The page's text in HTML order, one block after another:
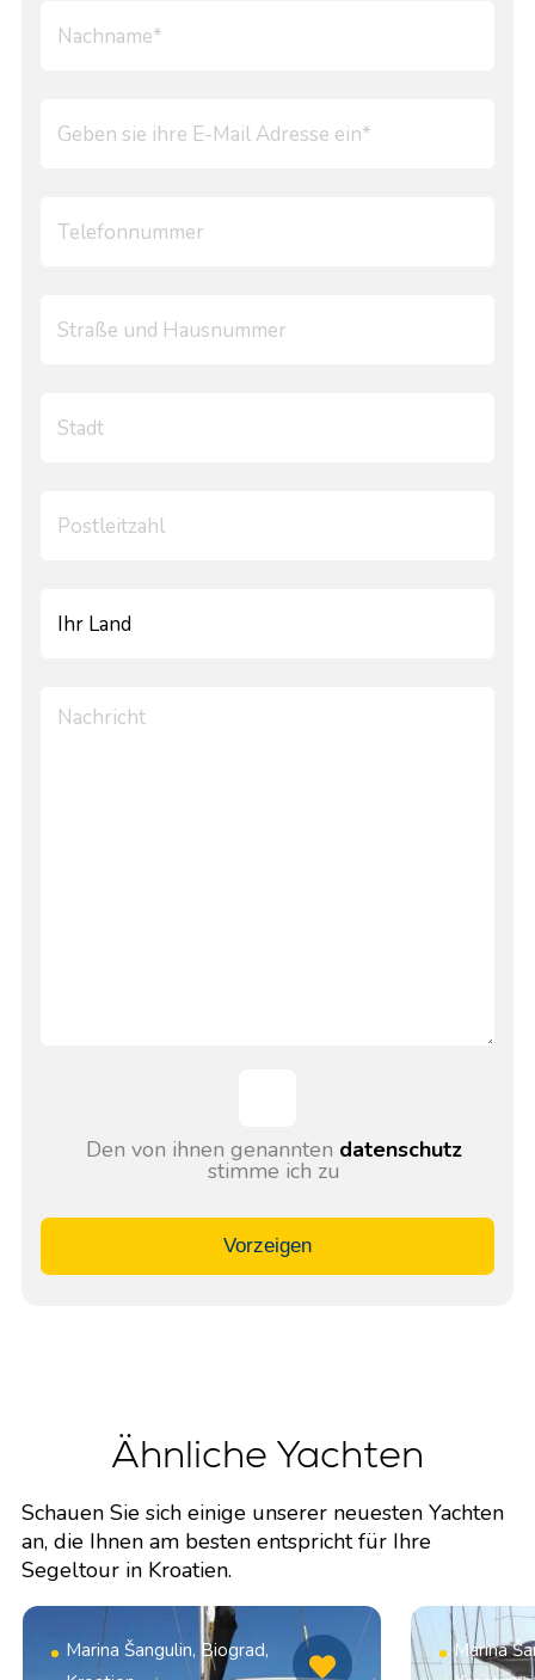
Den von ihnen genannten datenschutz
stimme ich zu
Vorzeigen
Ähnliche Yachten
Schauen Sie sich einige unserer neuesten Yachten
an, die Ihnen am besten entspricht für Ihre
Segeltour in Kroatien.
Marina Šangulin, Biograd,
Marina